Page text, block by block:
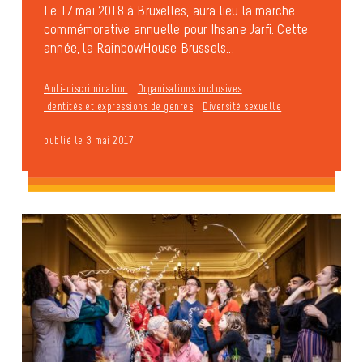
Le 17 mai 2018 à Bruxelles, aura lieu la marche
commémorative annuelle pour Ihsane Jarfi. Cette
année, la RainbowHouse Brussels...
Anti-discrimination
Organisations inclusives
Identités et expressions de genres
Diversité sexuelle
publié le 3 mai 2017